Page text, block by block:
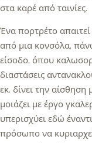
στα καρέ από ταινίες.
Ένα πορτρέτο
από μια κονσόλα,
είσοδο, όπου
διαστάσεις
εκ. δίνει την
μοιάζει με έργο
υπερισχύει εδώ
πρόσωπο να